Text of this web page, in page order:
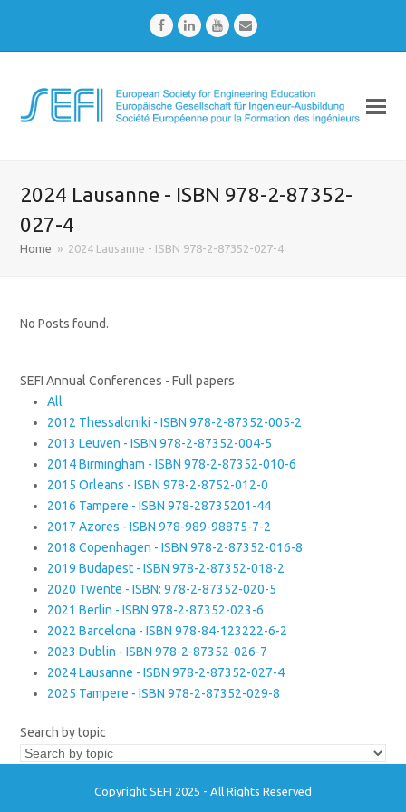
FacebookLinkedInYoutubeEmail
2024 Lausanne - ISBN 978-2-87352-
027-4
Home » 2024 Lausanne - ISBN 978-2-87352-027-4
No Posts found.
SEFI Annual Conferences - Full papers
All
2012 Thessaloniki - ISBN 978-2-87352-005-2
2013 Leuven - ISBN 978-2-87352-004-5
2014 Birmingham - ISBN 978-2-87352-010-6
2015 Orleans - ISBN 978-2-8752-012-0
2016 Tampere - ISBN 978-28735201-44
2017 Azores - ISBN 978-989-98875-7-2
2018 Copenhagen - ISBN 978-2-87352-016-8
2019 Budapest - ISBN 978-2-87352-018-2
2020 Twente - ISBN: 978-2-87352-020-5
2021 Berlin - ISBN 978-2-87352-023-6
2022 Barcelona - ISBN 978-84-123222-6-2
2023 Dublin - ISBN 978-2-87352-026-7
2024 Lausanne - ISBN 978-2-87352-027-4
2025 Tampere - ISBN 978-2-87352-029-8
Search by topic
Copyright SEFI 2025 - All Rights Reserved